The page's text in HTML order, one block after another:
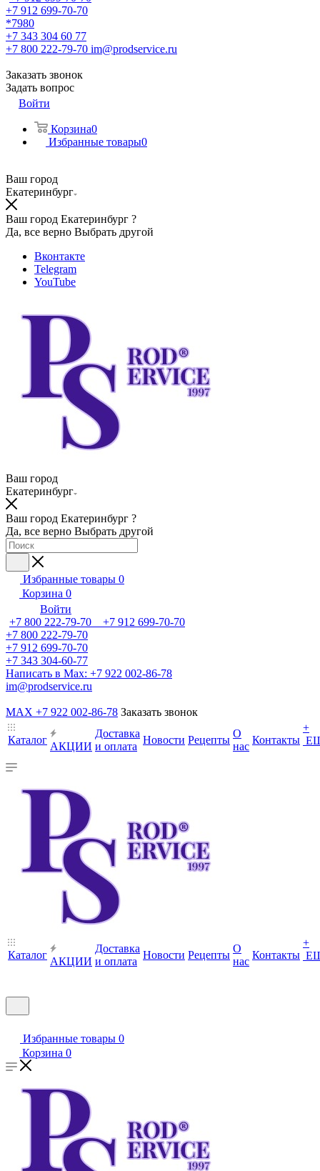
+7 912 699-70-70
*7980
+7 343 304 60 77
+7 800 222-79-70 im@prodservice.ru
Заказать звонок
Задать вопрос
Войти
Корзина0
Избранные товары0
Ваш город
Екатеринбург
Ваш город Екатеринбург ?
Да, все верно Выбрать другой
Вконтакте
Telegram
YouTube
Ваш город
Екатеринбург
Ваш город Екатеринбург ?
Да, все верно Выбрать другой
Избранные товары 0
Корзина 0
Войти
+7 800 222-79-70 +7 912 699-70-70
+7 800 222-79-70
+7 912 699-70-70
+7 343 304-60-77
Написать в Max: +7 922 002-86-78
im@prodservice.ru
MAX +7 922 002-86-78 Заказать звонок
Каталог
АКЦИИ
Доставка
и оплата
Новости Рецепты
О
нас
Контакты
+
Каталог
АКЦИИ
Доставка
и оплата
Новости Рецепты
О
нас
Контакты
+
Избранные товары 0
Корзина 0